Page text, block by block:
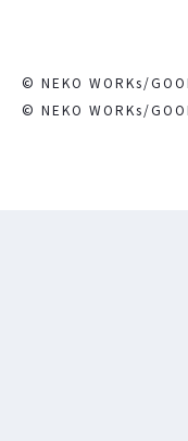
© NEKO WORKs/
© NEKO WORKs/